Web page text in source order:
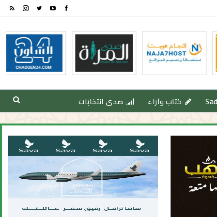
كتاب وآراء صدى انتخابات